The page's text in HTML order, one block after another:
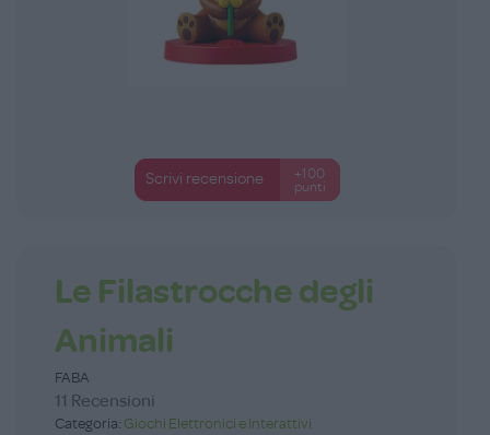
Scrivi recensione
+100
punti
Le Filastrocche degli
Animali
FABA
11 Recensioni
Categoria: Giochi Elettronici e Interattivi